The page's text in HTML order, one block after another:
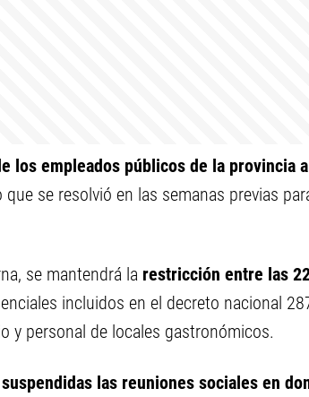
los empleados públicos de la provincia
se resolvió en las semanas previas
se mantendrá la restricción entre las
incluidos en el decreto nacional
y personal de locales gastronómicos.
suspendidas las reuniones sociales en